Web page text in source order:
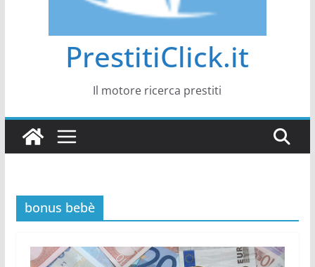
PrestitiClick.it
Il motore ricerca prestiti
bonus bebè